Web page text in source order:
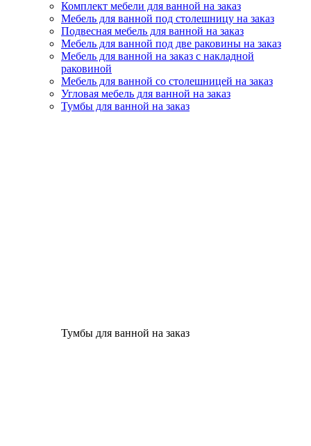
Комплект мебели для ванной на заказ
Мебель для ванной под столешницу на заказ
Подвесная мебель для ванной на заказ
Мебель для ванной под две раковины на заказ
Мебель для ванной на заказ с накладной
раковиной
Мебель для ванной со столешницей на заказ
Угловая мебель для ванной на заказ
Тумбы для ванной на заказ
Тумбы для ванной на заказ